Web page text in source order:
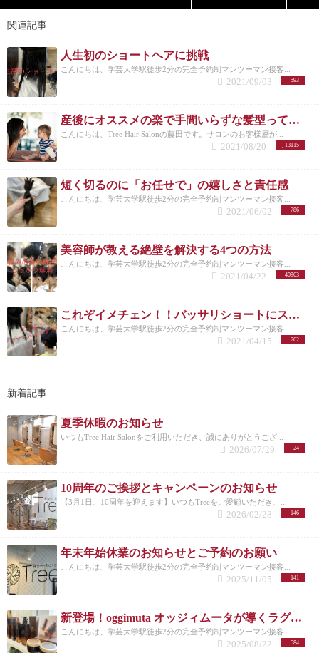
関連記事
人生初のショートヘアに挑戦
こんにちは、学芸大学駅徒歩2分の完全予約制マンツーマン接客...
593
2021/09/03
産後にオススメの楽で手間いらずな髪型って？？
こんにちは、Tree Hair Salonの藤田です。サロンのお客様層が...
13115
2021/08/20
短く切るのに「お任せで」の嬉しさと責任感
こんにちは、学芸大学駅徒歩2分の完全予約制マンツーマン接客...
786
2021/06/02
美容師が教える絶壁を解決する4つの方法
こんにちは、学芸大学駅徒歩2分の完全予約制マンツーマン接客...
40963
2021/04/22
これぞイメチェン！！バッサリショートにスタイルチェンジ！
こんにちは、学芸大学駅徒歩2分の完全予約制マンツーマン接客...
762
2021/04/15
新着記事
夏季休暇のお知らせ
いつもTree Hair Salonをご利用いただき、誠にありがとうござ...
24
2026/07/29
10周年のご挨拶とキャンペーンのお知らせ
【3月1日、10周年を迎えます】いつもTreeをご愛顧いただき、...
146
2026/02/28
年末年始休業のお知らせとご予約のお願い
こんにちは、学芸大学駅徒歩2分の完全予約制マンツーマン接客...
141
2025/11/05
新登場！oggimuta オッジィムータが導くラグジュアリーな髪の未来
こんにちは、学芸大学駅徒歩2分の完全予約制マンツーマン接客...
584
2025/08/22